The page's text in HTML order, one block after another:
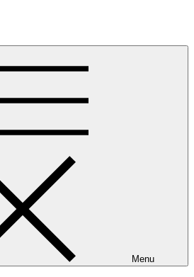
Menu